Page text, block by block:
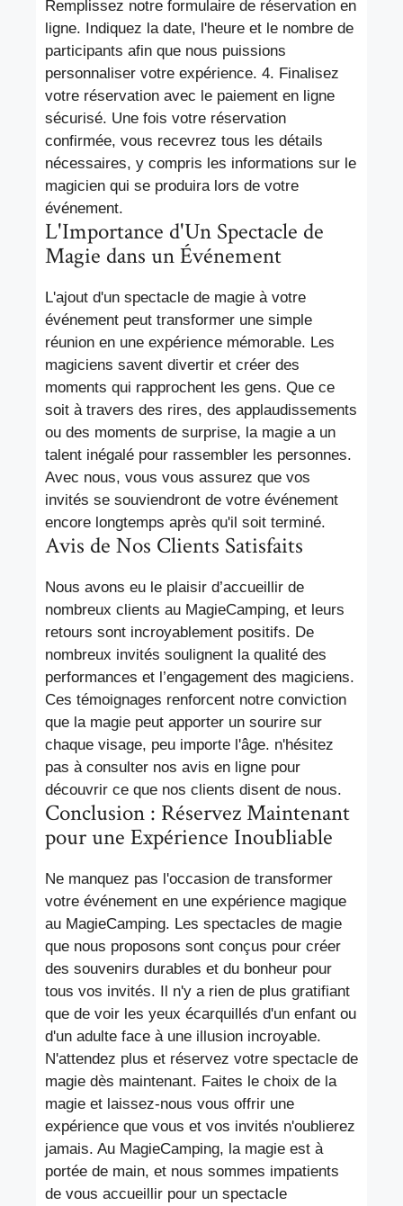
Remplissez notre formulaire de réservation en
ligne. Indiquez la date, l'heure et le nombre de
participants afin que nous puissions
personnaliser votre expérience. 4. Finalisez
votre réservation avec le paiement en ligne
sécurisé. Une fois votre réservation
confirmée, vous recevrez tous les détails
nécessaires, y compris les informations sur le
magicien qui se produira lors de votre
événement.
L'Importance d'Un Spectacle de
Magie dans un Événement
L'ajout d'un spectacle de magie à votre
événement peut transformer une simple
réunion en une expérience mémorable. Les
magiciens savent divertir et créer des
moments qui rapprochent les gens. Que ce
soit à travers des rires, des applaudissements
ou des moments de surprise, la magie a un
talent inégalé pour rassembler les personnes.
Avec nous, vous vous assurez que vos
invités se souviendront de votre événement
encore longtemps après qu'il soit terminé.
Avis de Nos Clients Satisfaits
Nous avons eu le plaisir d’accueillir de
nombreux clients au MagieCamping, et leurs
retours sont incroyablement positifs. De
nombreux invités soulignent la qualité des
performances et l’engagement des magiciens.
Ces témoignages renforcent notre conviction
que la magie peut apporter un sourire sur
chaque visage, peu importe l'âge. n'hésitez
pas à consulter nos avis en ligne pour
découvrir ce que nos clients disent de nous.
Conclusion : Réservez Maintenant
pour une Expérience Inoubliable
Ne manquez pas l'occasion de transformer
votre événement en une expérience magique
au MagieCamping. Les spectacles de magie
que nous proposons sont conçus pour créer
des souvenirs durables et du bonheur pour
tous vos invités. Il n'y a rien de plus gratifiant
que de voir les yeux écarquillés d'un enfant ou
d'un adulte face à une illusion incroyable.
N'attendez plus et réservez votre spectacle de
magie dès maintenant. Faites le choix de la
magie et laissez-nous vous offrir une
expérience que vous et vos invités n'oublierez
jamais. Au MagieCamping, la magie est à
portée de main, et nous sommes impatients
de vous accueillir pour un spectacle